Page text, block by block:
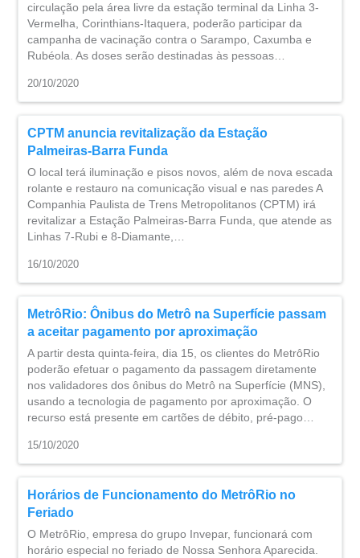
circulação pela área livre da estação terminal da Linha 3-
Vermelha, Corinthians-Itaquera, poderão participar da
campanha de vacinação contra o Sarampo, Caxumba e
Rubéola. As doses serão destinadas às pessoas…
20/10/2020
CPTM anuncia revitalização da Estação
Palmeiras-Barra Funda
O local terá iluminação e pisos novos, além de nova escada
rolante e restauro na comunicação visual e nas paredes ​A
Companhia Paulista de Trens Metropolitanos (CPTM) irá
revitalizar a Estação Palmeiras-Barra Funda, que atende as
Linhas 7-Rubi e 8-Diamante,…
16/10/2020
MetrôRio: Ônibus do Metrô na Superfície passam
a aceitar pagamento por aproximação
A partir desta quinta-feira, dia 15, os clientes do MetrôRio
poderão efetuar o pagamento da passagem diretamente
nos validadores dos ônibus do Metrô na Superfície (MNS),
usando a tecnologia de pagamento por aproximação. O
recurso está presente em cartões de débito, pré-pago…
15/10/2020
Horários de Funcionamento do MetrôRio no
Feriado
O MetrôRio, empresa do grupo Invepar, funcionará com
horário especial no feriado de Nossa Senhora Aparecida.